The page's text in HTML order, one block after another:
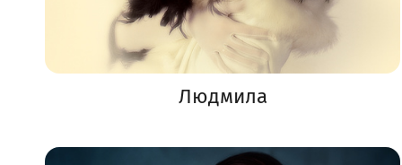
Людмила